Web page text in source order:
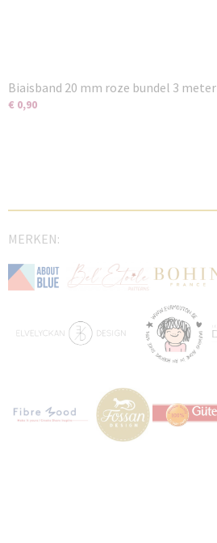
Biaisband 20 mm roze bundel 3 meter
€ 0,90
MERKEN: